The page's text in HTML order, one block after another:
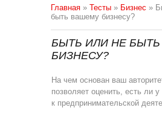
Главная » Тесты » Бизнес »
быть вашему бизнесу?
БЫТЬ ИЛИ НЕ
БИЗНЕСУ?
На чем основан ваш
позволяет оценить, есть ли
к предпринимательской